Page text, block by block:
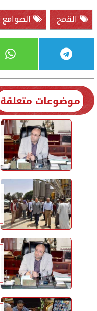
القمح
الصوامع
موضوعات متعلقة